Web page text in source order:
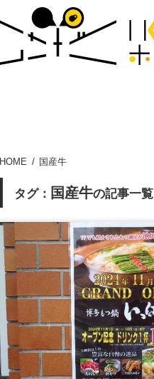
HOME 国産牛
タグ： 国産牛の記事一覧